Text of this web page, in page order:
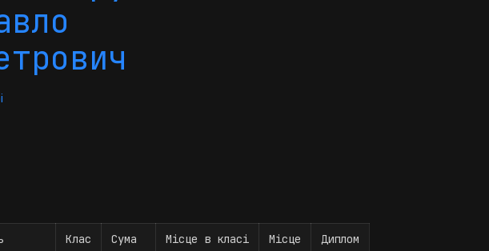
Клас Сума Місце в класі Місце Диплом